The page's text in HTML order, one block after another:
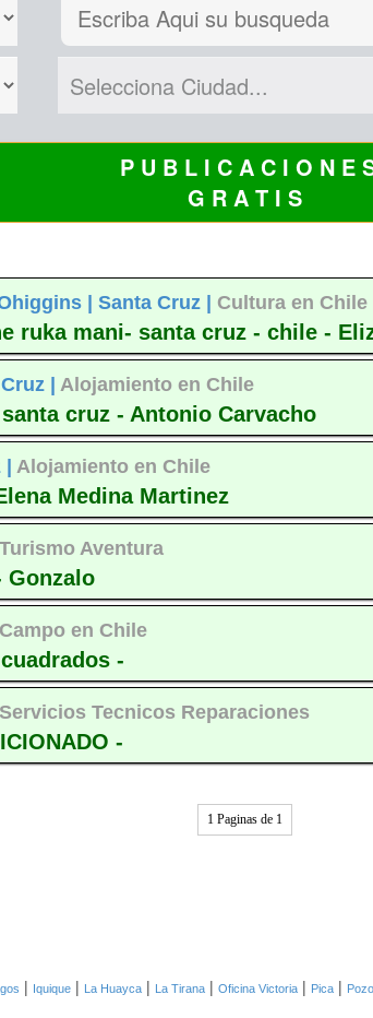
P U B L I C A C I O N E
G R A T I S
|Santa Cruz |Cultura en Chile
ruka mani- santa cruz - chile -
|Alojamiento en Chile
cruz - Antonio Carvacho
|Alojamiento en Chile
Medina Martinez
Turismo Aventura
Gonzalo
Campo en Chile
-
Servicios Tecnicos Reparaciones
-
1 Paginas de 1
| Iquique | La Huayca | La Tirana | Oficina Victoria | Pica |